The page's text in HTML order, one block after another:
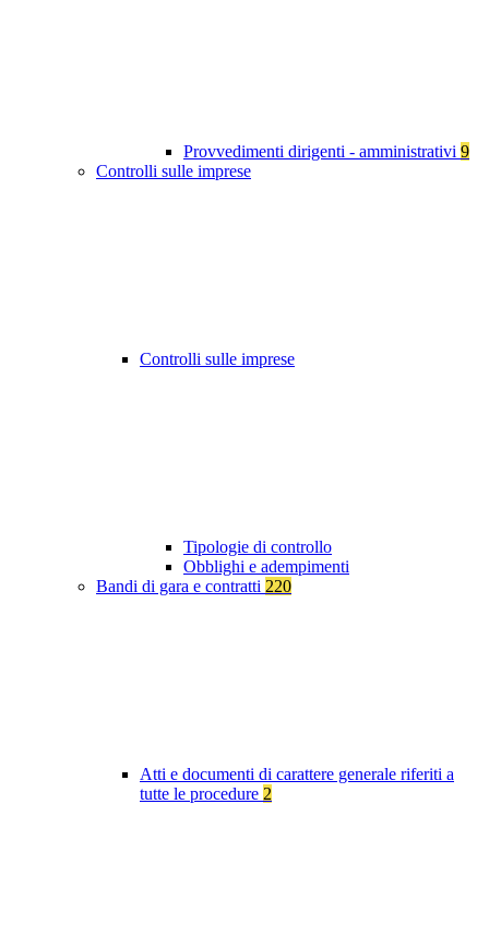
Provvedimenti dirigenti - amministrativi 9
Controlli sulle imprese
Controlli sulle imprese
Tipologie di controllo
Obblighi e adempimenti
Bandi di gara e contratti 220
Atti e documenti di carattere generale riferiti a
tutte le procedure 2